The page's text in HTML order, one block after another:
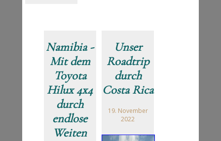
Namibia -
Mit dem
Toyota
Hilux 4x4
durch
endlose
Weiten
Unser
Roadtrip
durch
Costa Rica
19. November
2022